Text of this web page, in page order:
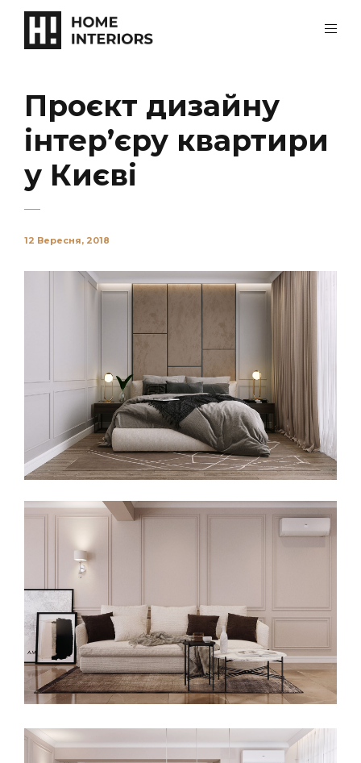
Проєкт дизайну
інтер’єру квартири
у Києві
12 Вересня, 2018